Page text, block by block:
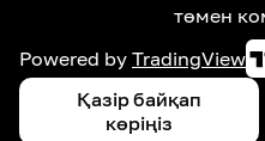
төмен
Powered by TradingView
Қазір байқап
көріңіз